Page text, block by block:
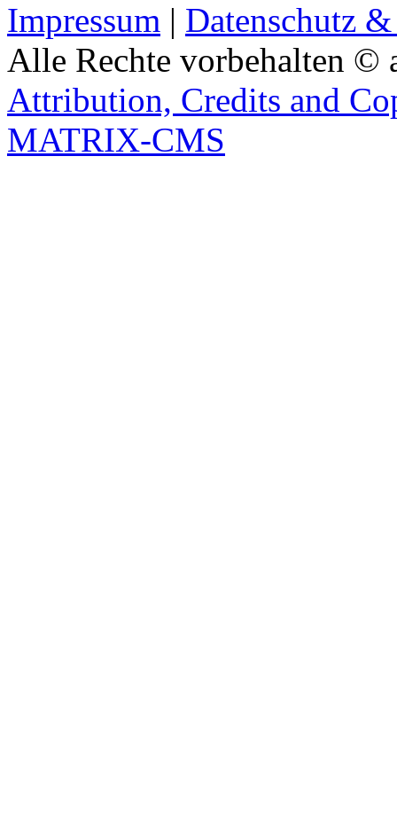
Impressum | Datenschutz
Alle Rechte vorbehalten ©
Attribution, Credits and
MATRIX-CMS